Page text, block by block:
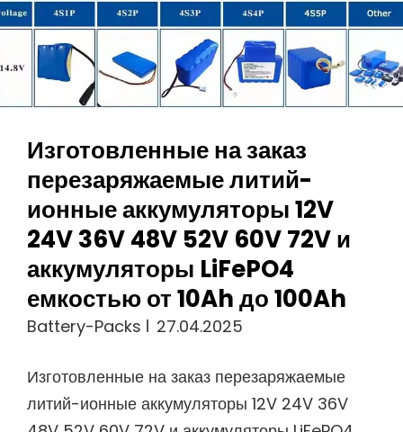
Литиевая
Аккумуляторная
Батарея
Изготовленные на заказ
перезаряжаемые литий-
ионные аккумуляторы 12V
24V 36V 48V 52V 60V 72V и
аккумуляторы LiFePO4
емкостью от 10Ah до 100Ah
Battery-Packs 27.04.2025
Изготовленные на заказ перезаряжаемые
литий-ионные аккумуляторы 12V 24V 36V